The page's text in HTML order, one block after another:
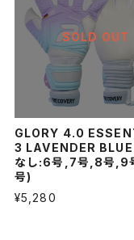
SOLD OUT
GLORY 4.0
3 LAVENDER
なし:6号,7号,8号,9
号)
¥5,280